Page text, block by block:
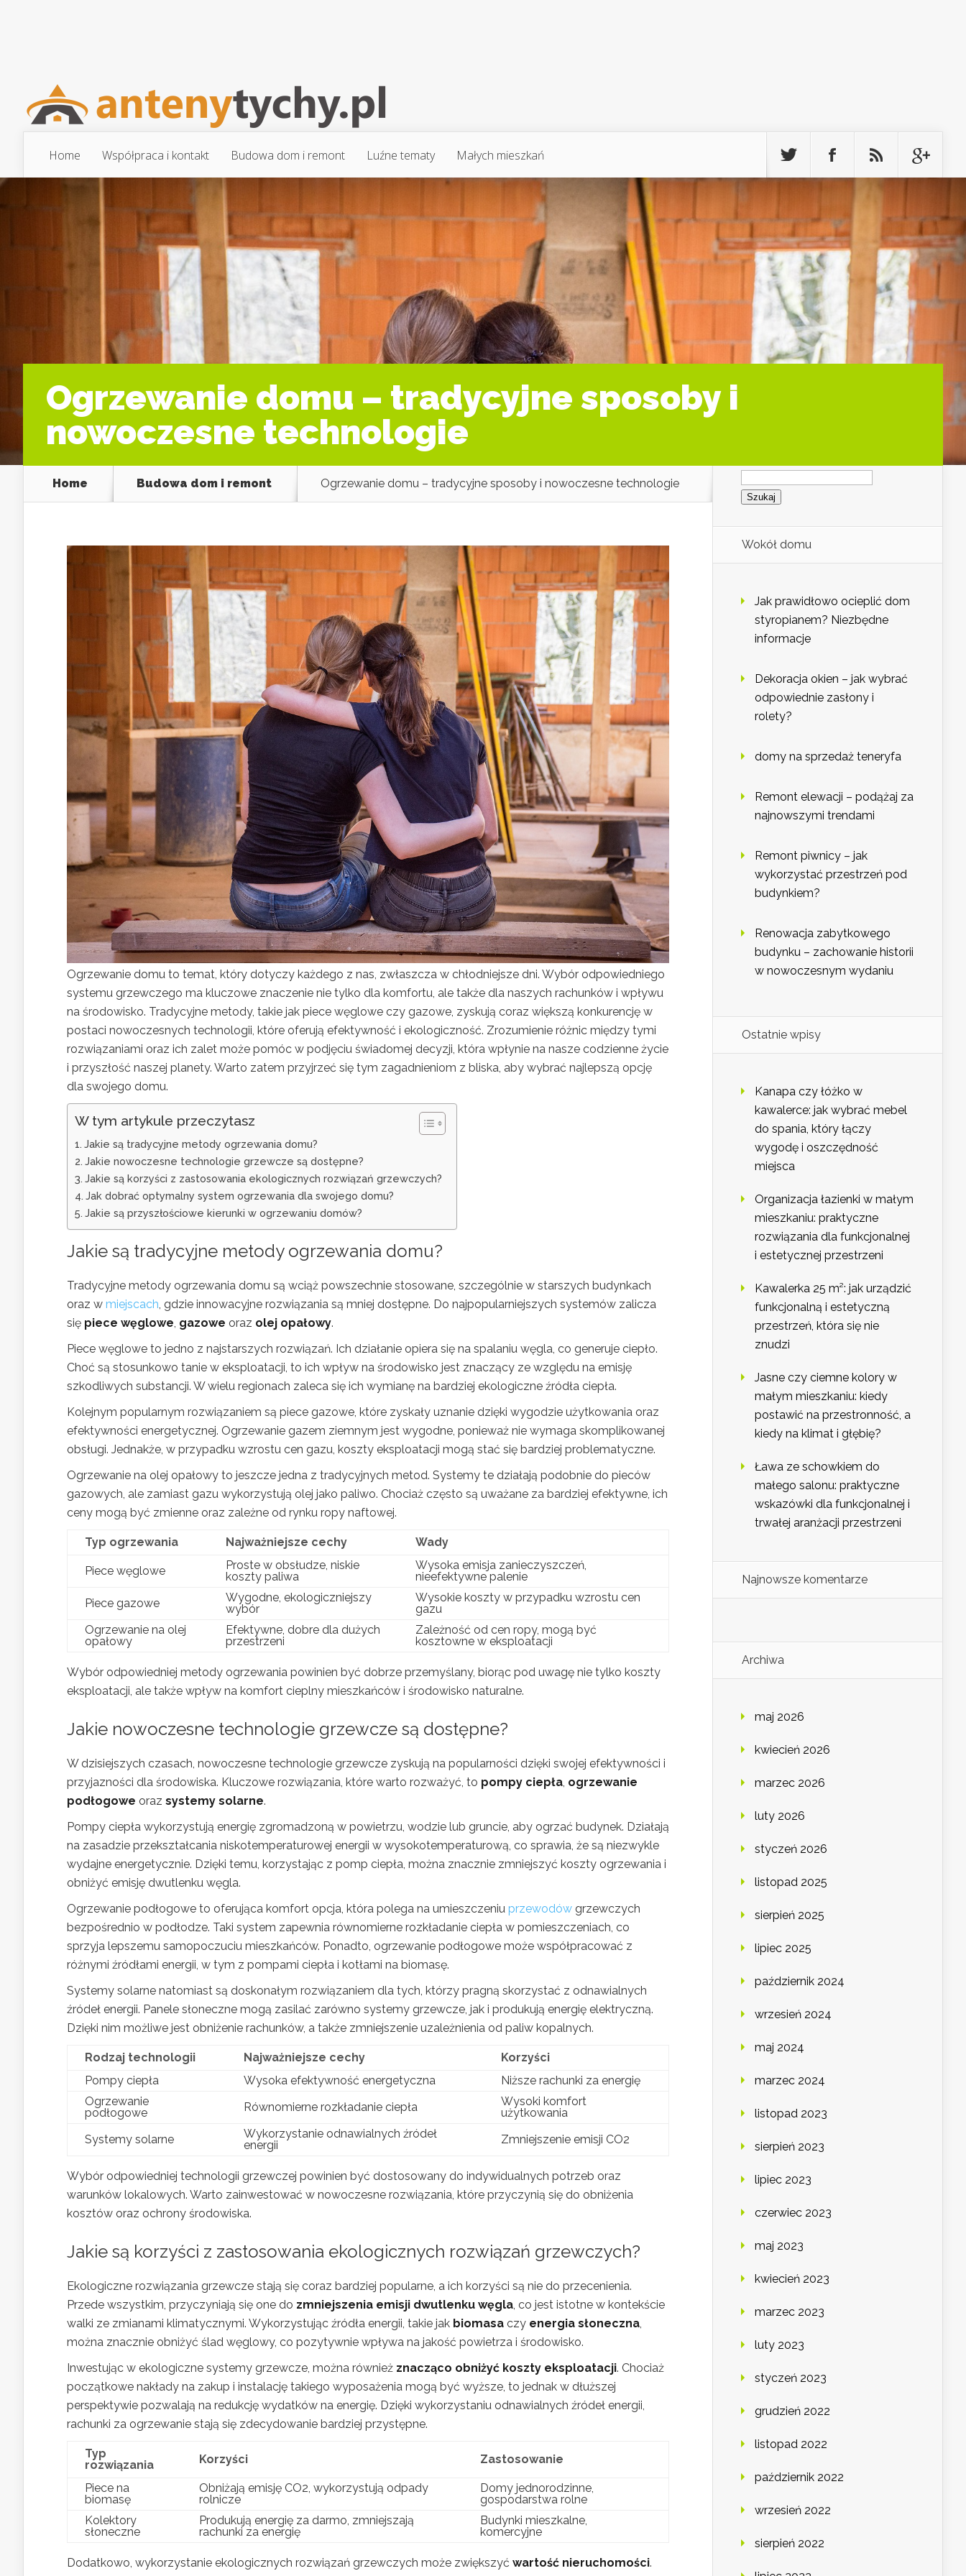
Home Współpraca i kontakt Budowa dom i remont Luźne tematy Małych mieszkań
Ogrzewanie domu – tradycyjne sposoby i
nowoczesne technologie
Home Budowa dom i remont Ogrzewanie domu – tradycyjne sposoby i nowoczesne technologie
Ogrzewanie domu to temat, który dotyczy każdego z nas, zwłaszcza w chłodniejsze dni. Wybór odpowiedniego
systemu grzewczego ma kluczowe znaczenie nie tylko dla komfortu, ale także dla naszych rachunków i wpływu
na środowisko. Tradycyjne metody, takie jak piece węglowe czy gazowe, zyskują coraz większą konkurencję w
postaci nowoczesnych technologii, które oferują efektywność i ekologiczność. Zrozumienie różnic między tymi
rozwiązaniami oraz ich zalet może pomóc w podjęciu świadomej decyzji, która wpłynie na nasze codzienne życie
i przyszłość naszej planety. Warto zatem przyjrzeć się tym zagadnieniom z bliska, aby wybrać najlepszą opcję
dla swojego domu.
W tym artykule przeczytasz
Jakie są tradycyjne metody ogrzewania domu?
Jakie nowoczesne technologie grzewcze są dostępne?
Jakie są korzyści z zastosowania ekologicznych rozwiązań grzewczych?
Jak dobrać optymalny system ogrzewania dla swojego domu?
Jakie są przyszłościowe kierunki w ogrzewaniu domów?
Jakie są tradycyjne metody ogrzewania domu?
Tradycyjne metody ogrzewania domu są wciąż powszechnie stosowane, szczególnie w starszych budynkach
oraz w miejscach , gdzie innowacyjne rozwiązania są mniej dostępne. Do najpopularniejszych systemów zalicza
się piece węglowe gazowe oraz olej opałowy.
Piece węglowe to jedno z najstarszych rozwiązań. Ich działanie opiera się na spalaniu węgla, co generuje ciepło.
Choć są stosunkowo tanie w eksploatacji, to ich wpływ na środowisko jest znaczący ze względu na emisję
szkodliwych substancji. W wielu regionach zaleca się ich wymianę na bardziej ekologiczne źródła ciepła.
Kolejnym popularnym rozwiązaniem są piece gazowe, które zyskały uznanie dzięki wygodzie użytkowania oraz
efektywności energetycznej. Ogrzewanie gazem ziemnym jest wygodne, ponieważ nie wymaga skomplikowanej
obsługi. Jednakże, w przypadku wzrostu cen gazu, koszty eksploatacji mogą stać się bardziej problematyczne.
Ogrzewanie na olej opałowy to jeszcze jedna z tradycyjnych metod. Systemy te działają podobnie do pieców
gazowych, ale zamiast gazu wykorzystują olej jako paliwo. Chociaż często są uważane za bardziej efektywne, ich
ceny mogą być zmienne oraz zależne od rynku ropy naftowej.
Typ ogrzewania Najważniejsze cechy Wady
Piece węglowe
Proste w obsłudze, niskie
koszty paliwa
Wysoka emisja zanieczyszczeń,
nieefektywne palenie
Piece gazowe
Wygodne, ekologiczniejszy
wybór
Wysokie koszty w przypadku wzrostu cen
gazu
Ogrzewanie na olej
opałowy
Efektywne, dobre dla dużych
przestrzeni
Zależność od cen ropy, mogą być
kosztowne w eksploatacji
Wybór odpowiedniej metody ogrzewania powinien być dobrze przemyślany, biorąc pod uwagę nie tylko koszty
eksploatacji, ale także wpływ na komfort cieplny mieszkańców i środowisko naturalne.
Jakie nowoczesne technologie grzewcze są dostępne?
W dzisiejszych czasach, nowoczesne technologie grzewcze zyskują na popularności dzięki swojej efektywności i
przyjazności dla środowiska. Kluczowe rozwiązania, które warto rozważyć, to pompy ciepła ogrzewanie
podłogowe oraz systemy solarne.
Pompy ciepła wykorzystują energię zgromadzoną w powietrzu, wodzie lub gruncie, aby ogrzać budynek. Działają
na zasadzie przekształcania niskotemperaturowej energii w wysokotemperaturową, co sprawia, że są niezwykle
wydajne energetycznie. Dzięki temu, korzystając z pomp ciepła, można znacznie zmniejszyć koszty ogrzewania i
obniżyć emisję dwutlenku węgla.
Ogrzewanie podłogowe to oferująca komfort opcja, która polega na umieszczeniu przewodów grzewczych
bezpośrednio w podłodze. Taki system zapewnia równomierne rozkładanie ciepła w pomieszczeniach, co
sprzyja lepszemu samopoczuciu mieszkańców. Ponadto, ogrzewanie podłogowe może współpracować z
różnymi źródłami energii, w tym z pompami ciepła i kotłami na biomasę.
Systemy solarne natomiast są doskonałym rozwiązaniem dla tych, którzy pragną skorzystać z odnawialnych
źródeł energii. Panele słoneczne mogą zasilać zarówno systemy grzewcze, jak i produkują energię elektryczną.
Dzięki nim możliwe jest obniżenie rachunków, a także zmniejszenie uzależnienia od paliw kopalnych.
Rodzaj technologii Najważniejsze cechy
Korzyści
Pompy ciepła
Wysoka efektywność energetyczna
Niższe rachunki za energię
Ogrzewanie
podłogowe
Równomierne rozkładanie ciepła
Wysoki komfort
użytkowania
Systemy solarne
Wykorzystanie odnawialnych źródeł
energii
Zmniejszenie emisji CO2
Wybór odpowiedniej technologii grzewczej powinien być dostosowany do indywidualnych potrzeb oraz
warunków lokalowych. Warto zainwestować w nowoczesne rozwiązania, które przyczynią się do obniżenia
kosztów oraz ochrony środowiska.
Jakie są korzyści z zastosowania ekologicznych rozwiązań grzewczych?
Ekologiczne rozwiązania grzewcze stają się coraz bardziej popularne, a ich korzyści są nie do przecenienia.
Przede wszystkim, przyczyniają się one do zmniejszenia emisji dwutlenku węgla , co jest istotne w kontekście
walki ze zmianami klimatycznymi. Wykorzystując źródła energii, takie jak biomasa czy energia słoneczna
można znacznie obniżyć ślad węglowy, co pozytywnie wpływa na jakość powietrza i środowisko.
Inwestując w ekologiczne systemy grzewcze, można również znacząco obniżyć koszty eksploatacji. Chociaż
początkowe nakłady na zakup i instalację takiego wyposażenia mogą być wyższe, to jednak w dłuższej
perspektywie pozwalają na redukcję wydatków na energię. Dzięki wykorzystaniu odnawialnych źródeł energii,
rachunki za ogrzewanie stają się zdecydowanie bardziej przystępne.
Typ
rozwiązania
Korzyści Zastosowanie
Piece na
biomasę
Obniżają emisję CO2, wykorzystują odpady
rolnicze
Domy jednorodzinne,
gospodarstwa rolne
Kolektory
słoneczne
Produkują energię za darmo, zmniejszają
rachunki za energię
Budynki mieszkalne,
komercyjne
Dodatkowo, wykorzystanie ekologicznych rozwiązań grzewczych może zwiększyć wartość nieruchomości.
Szukaj:
Wokół domu
Jak prawidłowo ocieplić dom
styropianem? Niezbędne
informacje
Dekoracja okien – jak wybrać
odpowiednie zasłony i
rolety?
domy na sprzedaż teneryfa
Remont elewacji – podążaj za
najnowszymi trendami
Remont piwnicy – jak
wykorzystać przestrzeń pod
budynkiem?
Renowacja zabytkowego
budynku – zachowanie historii
w nowoczesnym wydaniu
Ostatnie wpisy
Kanapa czy łóżko w
kawalerce: jak wybrać mebel
do spania, który łączy
wygodę i oszczędność
miejsca
Organizacja łazienki w małym
mieszkaniu: praktyczne
rozwiązania dla funkcjonalnej
i estetycznej przestrzeni
Kawalerka 25 m²: jak urządzić
funkcjonalną i estetyczną
przestrzeń, która się nie
znudzi
Jasne czy ciemne kolory w
małym mieszkaniu: kiedy
postawić na przestronność, a
kiedy na klimat i głębię?
Ława ze schowkiem do
małego salonu: praktyczne
wskazówki dla funkcjonalnej i
trwałej aranżacji przestrzeni
Najnowsze komentarze
Archiwa
maj 2026
kwiecień 2026
marzec 2026
luty 2026
styczeń 2026
listopad 2025
sierpień 2025
lipiec 2025
październik 2024
wrzesień 2024
maj 2024
marzec 2024
listopad 2023
sierpień 2023
lipiec 2023
czerwiec 2023
maj 2023
kwiecień 2023
marzec 2023
luty 2023
styczeń 2023
grudzień 2022
listopad 2022
październik 2022
wrzesień 2022
sierpień 2022